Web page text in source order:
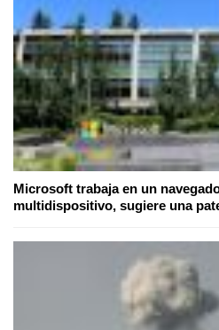
Microsoft trabaja en un
multidispositivo, sugiere una